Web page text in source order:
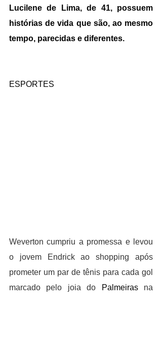
Lucilene de Lima, de 41, possuem
histórias de vida que são, ao mesmo
tempo, parecidas e diferentes.
ESPORTES
Weverton cumpriu a promessa e levou
o jovem Endrick ao shopping após
prometer um par de tênis para cada gol
marcado pelo joia do
Palmeiras na